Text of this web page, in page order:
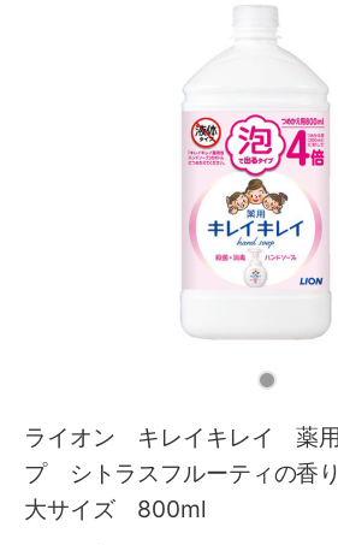
ライオン キレイキレイ 薬
プ シトラスフルーティの香
大サイズ 800ml